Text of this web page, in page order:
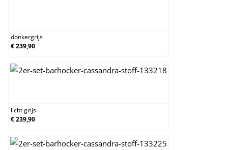
donkergrijs
€ 239,90
licht grijs
€ 239,90